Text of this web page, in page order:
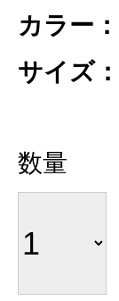
カラー：
サイズ：
数量